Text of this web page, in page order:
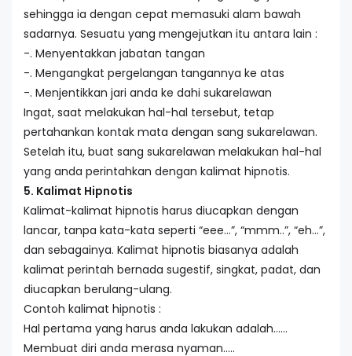
sehingga ia dengan cepat memasuki alam bawah
sadarnya. Sesuatu yang mengejutkan itu antara lain :
-. Menyentakkan jabatan tangan
-. Mengangkat pergelangan tangannya ke atas
-. Menjentikkan jari anda ke dahi sukarelawan
Ingat, saat melakukan hal-hal tersebut, tetap
pertahankan kontak mata dengan sang sukarelawan.
Setelah itu, buat sang sukarelawan melakukan hal-hal
yang anda perintahkan dengan kalimat hipnotis.
5. Kalimat Hipnotis
Kalimat-kalimat hipnotis harus diucapkan dengan
lancar, tanpa kata-kata seperti “eee…”, “mmm..”, “eh…”,
dan sebagainya. Kalimat hipnotis biasanya adalah
kalimat perintah bernada sugestif, singkat, padat, dan
diucapkan berulang-ulang.
Contoh kalimat hipnotis :
Hal pertama yang harus anda lakukan adalah……
Membuat diri anda merasa nyaman…..